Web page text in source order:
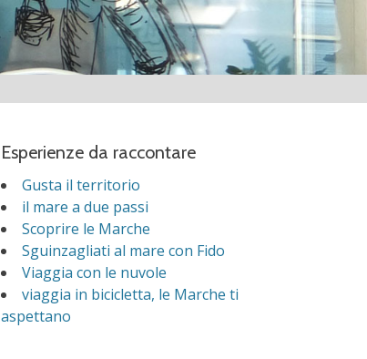
Esperienze da raccontare
Gusta il territorio
il mare a due passi
Scoprire le Marche
Sguinzagliati al mare con Fido
Viaggia con le nuvole
viaggia in bicicletta, le Marche ti
aspettano